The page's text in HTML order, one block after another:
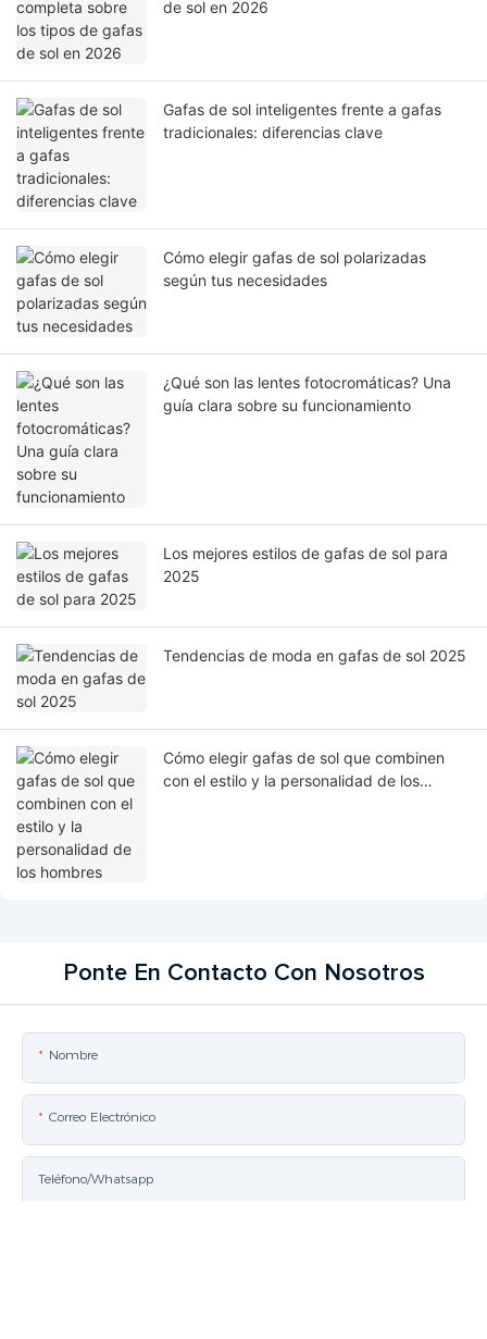
de sol en 2026
Gafas de sol inteligentes frente a gafas
tradicionales: diferencias clave
Cómo elegir gafas de sol polarizadas
según tus necesidades
¿Qué son las lentes fotocromáticas? Una
guía clara sobre su funcionamiento
Los mejores estilos de gafas de sol para
2025
Tendencias de moda en gafas de sol 2025
Cómo elegir gafas de sol que combinen
con el estilo y la personalidad de los
Ponte En Contacto Con Nosotros
Nombre
Correo Electrónico
Teléfono/whatsapp